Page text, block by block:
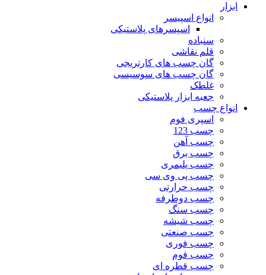
ابزار
انواع اسپیسر
اسپسرهای پلاستیکی
سنباده
قلم نقاشی
گان چسب های کارتریجی
گان چسب های سوسیسی
غلطک
جعبه ابزار پلاستیکی
انواع چسب
اسپری فوم
چسب 123
چسب آهن
چسب برق
چسب پلیمری
چسب پی وی سی
چسب حرارتی
چسب دوطرفه
چسب سنگ
چسب شیشه
چسب صنعتی
چسب فوری
چسب فوم
چسب قطره ای